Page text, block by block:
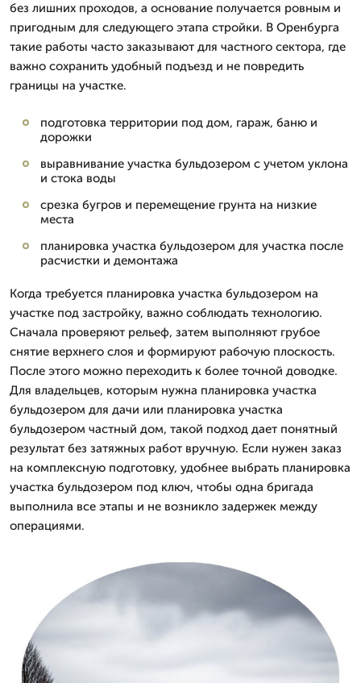
без лишних проходов, а основание получается ровным и
пригодным для следующего этапа стройки. В Оренбурга
такие работы часто заказывают для частного сектора, где
важно сохранить удобный подъезд и не повредить
границы на участке.
подготовка территории под дом, гараж, баню и
дорожки
выравнивание участка бульдозером с учетом уклона
и стока воды
срезка бугров и перемещение грунта на низкие
места
планировка участка бульдозером для участка после
расчистки и демонтажа
Когда требуется планировка участка бульдозером на
участке под застройку, важно соблюдать технологию.
Сначала проверяют рельеф, затем выполняют грубое
снятие верхнего слоя и формируют рабочую плоскость.
После этого можно переходить к более точной доводке.
Для владельцев, которым нужна планировка участка
бульдозером для дачи или планировка участка
бульдозером частный дом, такой подход дает понятный
результат без затяжных работ вручную. Если нужен заказ
на комплексную подготовку, удобнее выбрать планировка
участка бульдозером под ключ, чтобы одна бригада
выполнила все этапы и не возникло задержек между
операциями.